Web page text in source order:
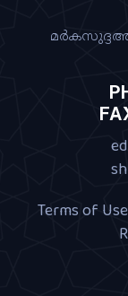
Terms of Use